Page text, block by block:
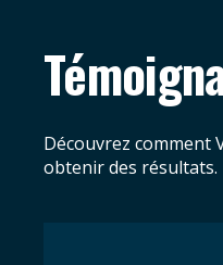
Découvrez comment
obtenir des résultats.